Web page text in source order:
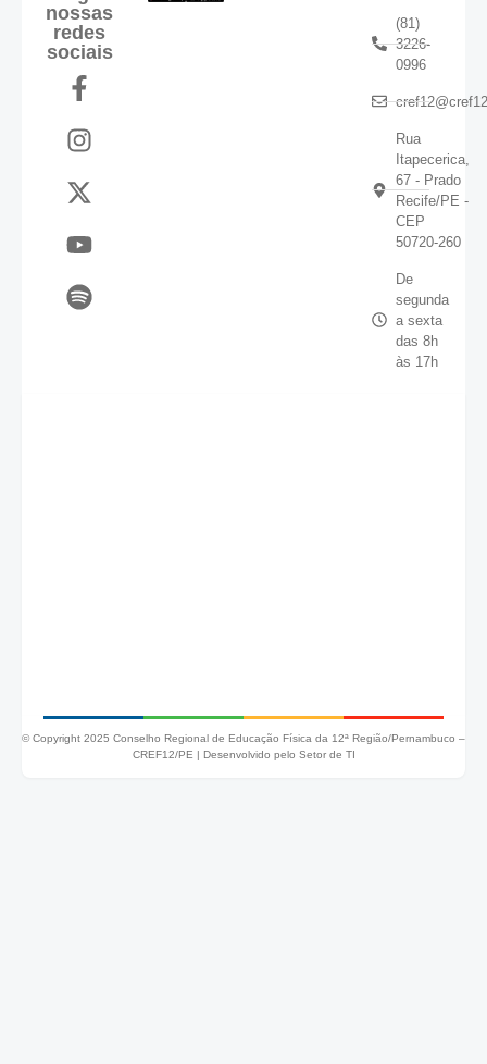
nossas
redes
sociais
(81)
3226-
0996
Rua
Itapecerica,
67 - Prado
Recife/PE -
CEP
50720-260
De
segunda
a sexta
das 8h
às 17h
© Copyright 2025 Conselho Regional de Educação Física da 12ª Região/Pernambuco –
CREF12/PE | Desenvolvido pelo Setor de TI